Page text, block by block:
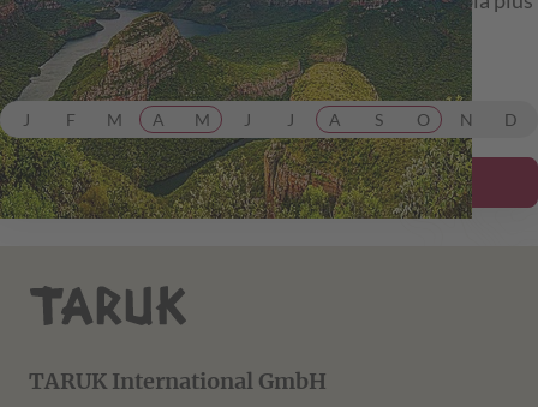
Botswana bis Victoria Falls.
ab 7.599,00 €inkl. Flug
J
F M A M J J A S O N D
Details ansehen
TARUK International GmbH